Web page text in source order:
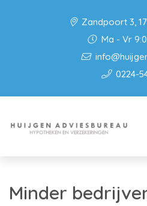
Zandpoort 3,
Ma - Vr
0224-
Minder